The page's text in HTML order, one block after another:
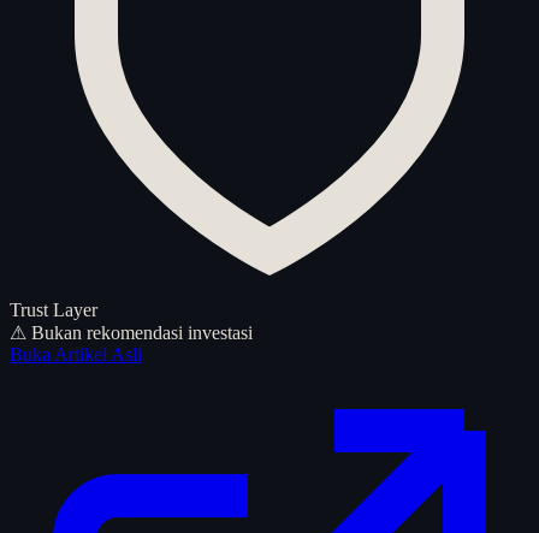
Trust Layer
⚠ Bukan rekomendasi investasi
Buka Artikel Asli